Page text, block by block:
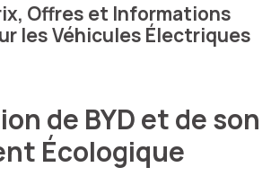
Offres et Informations
les Véhicules Électriques
de BYD et de son
Écologique